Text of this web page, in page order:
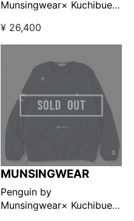
Munsingwear× Kuchibue
リティウォームプルオーバ
ージャケット ブラック
【GO/LOOK!限定発売】
¥ 26,400
MUNSINGWEAR
Penguin by
Munsingwear× Kuchibue